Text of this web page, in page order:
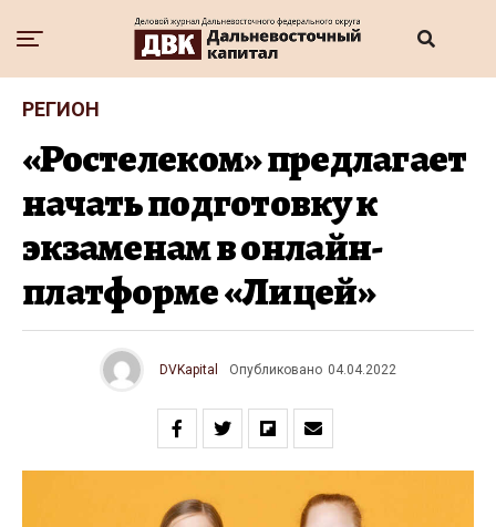
РЕГИОН
«Ростелеком» предлагает
начать подготовку к
экзаменам в онлайн-
платформе «Лицей»
DVKapital Опубликовано 04.04.2022